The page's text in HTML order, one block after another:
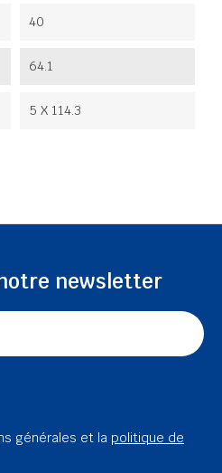
40
64.1
5 X 114.3
newsletter
générales et la politique de